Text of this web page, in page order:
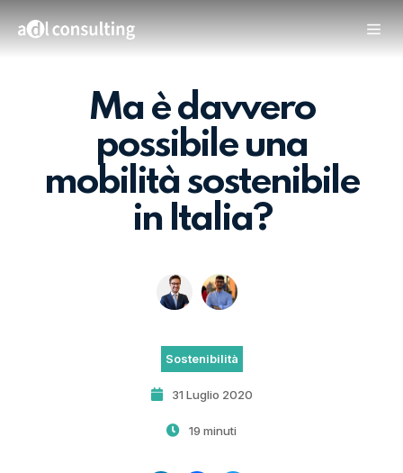
Ma è davvero
possibile una
mobilità sostenibile
in Italia?
Sostenibilità
31 Luglio 2020
19 minuti